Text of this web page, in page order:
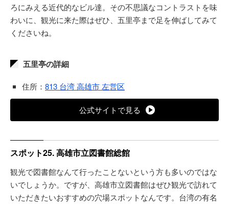
ろにみえる近代的なビル達。その不思議なコントラストを味
わいに、観光に来た際はぜひ、五里亭まで足を伸ばしてみて
くださいね。
五里亭の詳細
住所： 813 台湾 高雄市 左営区
公式サイトで見る
スポット25. 高雄市立図書館総館
観光で図書館なんて行ったことないという方も多いのではな
いでしょうか。ですが、高雄市立図書館はぜひ観光で訪れて
いただきたいおすすめの穴場スポットなんです。台湾の有名